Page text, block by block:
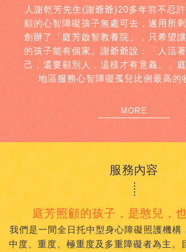
人謝乾芳先生(謝爺爺)20多年前不忍
顧的心智障礙孩子無處可去，遂用所
創辦了「庭芳啟智教養院」，只希望
的孩子能有個家。謝爺爺說：「人活
己，還要顧別人，這樣才有意義。」
地區服務心智障礙孤兒比例最高的
MORE
服務內容
庭芳照顧的孩子，是憨兒，
我們是一間全日托中型身心障礙照護機構
中度、重度、極重度及多重障礙者為主。